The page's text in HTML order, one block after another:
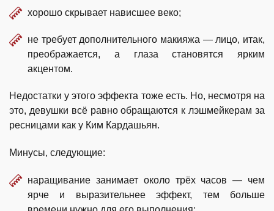
хорошо скрывает нависшее веко;
не требует дополнительного макияжа — лицо, итак,
преображается, а глаза становятся ярким
акцентом.
Недостатки у этого эффекта тоже есть. Но, несмотря на
это, девушки всё равно обращаются к лэшмейкерам за
ресницами как у Ким Кардашьян.
Минусы, следующие:
наращивание занимает около трёх часов — чем
ярче и выразительнее эффект, тем больше